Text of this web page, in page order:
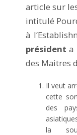
article sur
intitulé
à
président a
des Maitres
Il veut
cette
des
la